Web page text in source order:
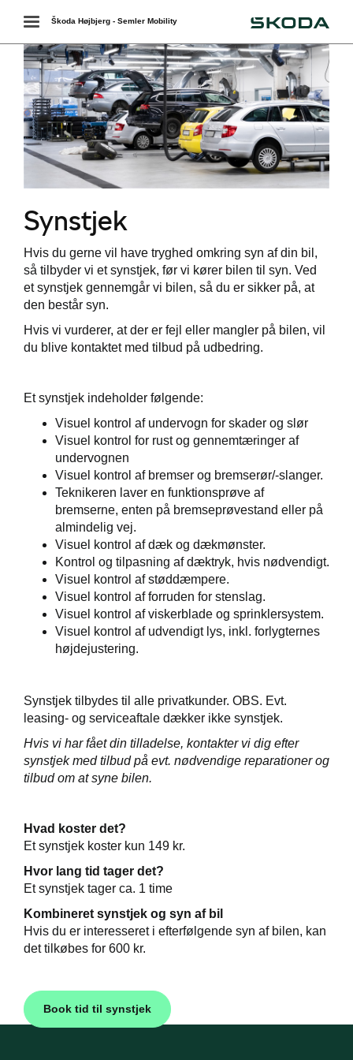
og bilpleje
Toggle
navigation
Škoda Højbjerg - Semler Mobility
Synstjek
Hvis du gerne vil have tryghed omkring syn af din bil,
så tilbyder vi et synstjek, før vi kører bilen til syn. Ved
et synstjek gennemgår vi bilen, så du er sikker på, at
den består syn.
Hvis vi vurderer, at der er fejl eller mangler på bilen, vil
du blive kontaktet med tilbud på udbedring.
Et synstjek indeholder følgende:
Visuel kontrol af undervogn for skader og slør
Visuel kontrol for rust og gennemtæringer af
undervognen
Visuel kontrol af bremser og bremserør/-slanger.
Teknikeren laver en funktionsprøve af
bremserne, enten på bremseprøvestand eller på
almindelig vej.
Visuel kontrol af dæk og dækmønster.
Kontrol og tilpasning af dæktryk, hvis nødvendigt.
Visuel kontrol af støddæmpere.
Visuel kontrol af forruden for stenslag.
Visuel kontrol af viskerblade og sprinklersystem.
Visuel kontrol af udvendigt lys, inkl. forlygternes
højdejustering.
Synstjek tilbydes til alle privatkunder. OBS. Evt.
leasing- og serviceaftale dækker ikke synstjek.
Hvis vi har fået din tilladelse, kontakter vi dig efter
synstjek med tilbud på evt. nødvendige reparationer og
tilbud om at syne bilen.
Hvad koster det?
Et synstjek koster kun 149 kr.
Hvor lang tid tager det?
Et synstjek tager ca. 1 time
Kombineret synstjek og syn af bil
Hvis du er interesseret i efterfølgende syn af bilen, kan
det tilkøbes for 600 kr.
Book tid til synstjek